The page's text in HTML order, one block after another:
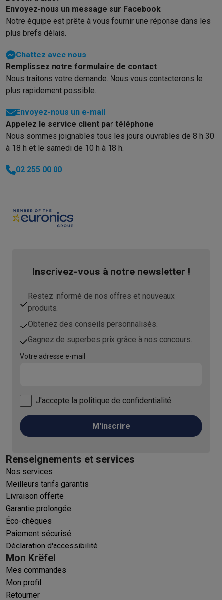
Info & actions
SoldesToutes les soldesSoldes gros électroSoldes petit
ActionsDeals du moment
Installation à domicileInstallation gros électro
Modes de paiement Gift cardÉcochèquesAcheter à crédit
Service client Réparation de votre appareil Vérifiez votre heure
Gros électro & encastrable
Petit électro Beauté & santéMénage
Télévision & AudioChoisissez votre télévision idéale
Sport & Loisirs Choisir une montre connectéeChoisir une
Outlet
Envoyez-nous un message sur Facebook
Notre équipe est prête à vous fournir une réponse dans les
plus brefs délais.
Chattez avec nous
Remplissez notre formulaire de contact
Nous traitons votre demande. Nous vous contacterons le
plus rapidement possible.
Envoyez-nous un e-mail
Appelez le service client par téléphone
Nous sommes joignables tous les jours ouvrables de 8 h 30
à 18 h et le samedi de 10 h à 18 h.
02 255 00 00
Inscrivez-vous à notre newsletter !
Restez informé de nos offres et nouveaux
produits.
Obtenez des conseils personnalisés.
Gagnez de superbes prix grâce à nos concours.
Votre adresse e-mail
J'accepte la politique de confidentialité.
M'inscrire
Renseignements et services
Nos services
Meilleurs tarifs garantis
Livraison offerte
Garantie prolongée
Éco-chèques
Paiement sécurisé
Déclaration d'accessibilité
Mon Krëfel
Mes commandes
Mon profil
Retourner